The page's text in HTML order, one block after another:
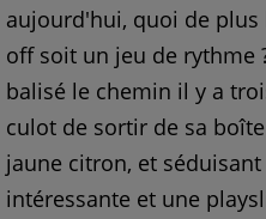
aujourd'hui, quoi de
off soit un jeu de rythme
balisé le chemin il y a
culot de sortir de sa
jaune citron, et
intéressante et une